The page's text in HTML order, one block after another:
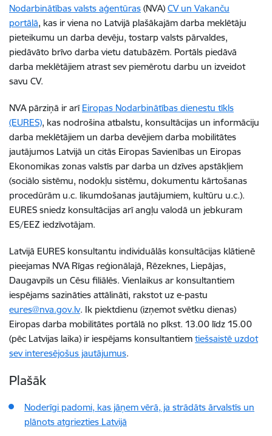
Nodarbinātības valsts aģentūras (NVA) CV un Vakanču
portālā, kas ir viena no Latvijā plašākajām darba meklētāju
pieteikumu un darba devēju, tostarp valsts pārvaldes,
piedāvāto brīvo darba vietu datubāzēm. Portāls piedāvā
darba meklētājiem atrast sev piemērotu darbu un izveidot
savu CV.
NVA pārziņā ir arī Eiropas Nodarbinātības dienestu tīkls
(EURES), kas nodrošina atbalstu, konsultācijas un informāciju
darba meklētājiem un darba devējiem darba mobilitātes
jautājumos Latvijā un citās Eiropas Savienības un Eiropas
Ekonomikas zonas valstīs par darba un dzīves apstākļiem
(sociālo sistēmu, nodokļu sistēmu, dokumentu kārtošanas
procedūrām u.c. likumdošanas jautājumiem, kultūru u.c.).
EURES sniedz konsultācijas arī angļu valodā un jebkuram
ES/EEZ iedzīvotājam.
Latvijā EURES konsultantu individuālās konsultācijas klātienē
pieejamas NVA Rīgas reģionālajā, Rēzeknes, Liepājas,
Daugavpils un Cēsu filiālēs. Vienlaikus ar konsultantiem
iespējams sazināties attālināti, rakstot uz e-pastu
eures@nva.gov.lv. Ik piektdienu (izņemot svētku dienas)
Eiropas darba mobilitātes portālā no plkst. 13.00 līdz 15.00
(pēc Latvijas laika) ir iespējams konsultantiem tiešsaistē uzdot
sev interesējošus jautājumus.
Plašāk
Noderīgi padomi, kas jāņem vērā, ja strādāts ārvalstīs un
plānots atgriezties Latvijā